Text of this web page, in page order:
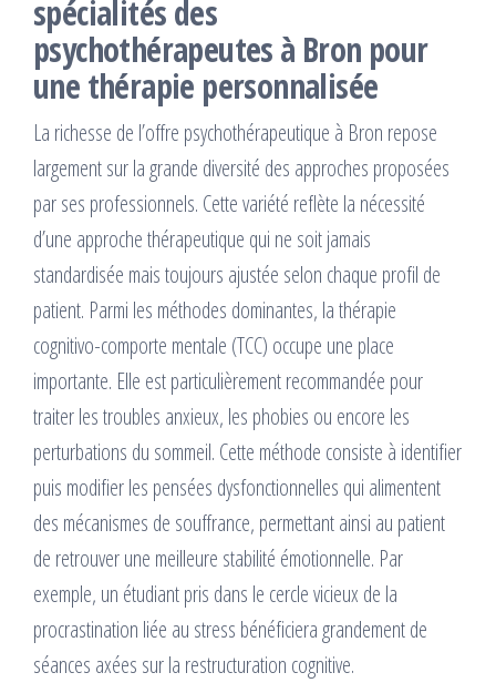
spécialités des
psychothérapeutes à Bron pour
une thérapie personnalisée
La richesse de l’offre psychothérapeutique à Bron repose
largement sur la grande diversité des approches proposées
par ses professionnels. Cette variété reflète la nécessité
d’une approche thérapeutique qui ne soit jamais
standardisée mais toujours ajustée selon chaque profil de
patient. Parmi les méthodes dominantes, la thérapie
cognitivo-comporte mentale (TCC) occupe une place
importante. Elle est particulièrement recommandée pour
traiter les troubles anxieux, les phobies ou encore les
perturbations du sommeil. Cette méthode consiste à identifier
puis modifier les pensées dysfonctionnelles qui alimentent
des mécanismes de souffrance, permettant ainsi au patient
de retrouver une meilleure stabilité émotionnelle. Par
exemple, un étudiant pris dans le cercle vicieux de la
procrastination liée au stress bénéficiera grandement de
séances axées sur la restructuration cognitive.